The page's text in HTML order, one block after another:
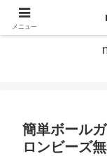
簡単ボール
ロンビーズ
メニュー